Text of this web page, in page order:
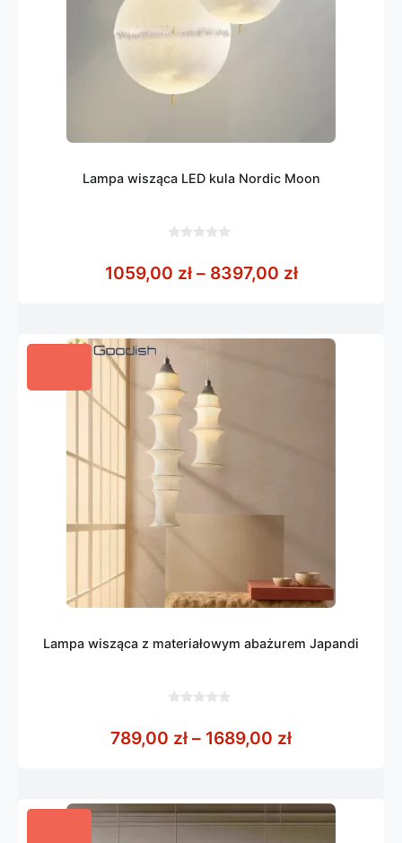
Lampa wisząca LED kula Nordic Moon
5
1059,00 zł – 8397,00 złZakres cen:
Lampa wisząca z materiałowym abażurem Japandi
5
789,00 zł – 1689,00 złZakres cen: